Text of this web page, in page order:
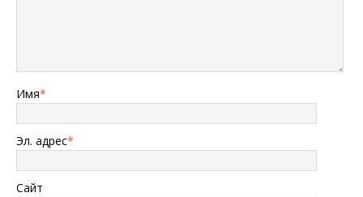
Имя*
Эл. адрес*
Сайт